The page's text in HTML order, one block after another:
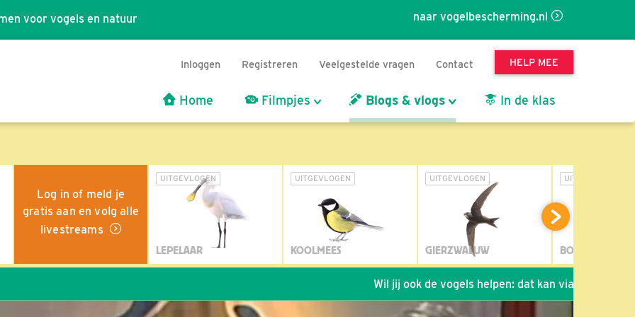
naar vogelbescherming.nl
voor vogels en natuur
Inloggen Registreren Veelgestelde vragen Contact HELP MEE
Home Filmpjes Blogs & vlogs In de klas
Log in of meld je
gratis aan en volg alle
livestreams
UITGEVLOGEN
LEPELAAR
UITGEVLOGEN
KOOLMEES
UITGEVLOGEN
GIERZWALUW
UITGEVLOGEN
BOSUIL
Wil jij ook de vogels helpen: dat kan via de link!